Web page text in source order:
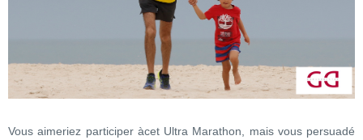
Vous aimeriez participer àcet Ultra Marathon, mais vous persuadé